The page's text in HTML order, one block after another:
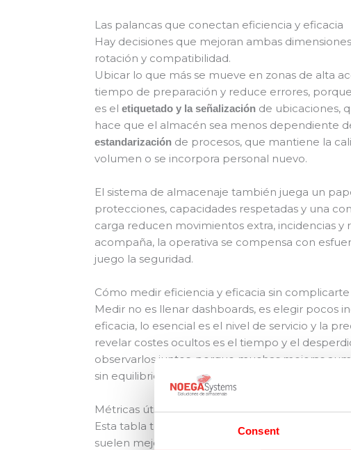
Consent
Las palancas que conectan eficiencia y eficacia
Hay decisiones que mejoran ambas
rotación y compatibilidad.
Ubicar lo que más se mueve en zonas de alta
tiempo de preparación y reduce errores,
es eletiquetado y la señalización de ubicaciones,
hace que el almacén sea menos dependiente
estandarización de procesos, que mantiene la
volumen o se incorpora personal nuevo.
El sistema de almacenaje también juega un
protecciones, capacidades respetadas y una
carga reducen movimientos extra, incidencias y
acompaña, la operativa se compensa con
juego la seguridad.
Cómo medir eficiencia y eficacia sin complicarte
Medir no es llenar dashboards, es elegir pocos
eficacia, lo esencial es el nivel de servicio y la
revelar costes ocultos es el tiempo y el
observarlos juntos, porque muchas mejoras
sin equilibrio.
Métricas útiles y cómo interpretarlas
Esta tabla te ayuda a distinguir qué estás
suelen mejorar cada indicador.